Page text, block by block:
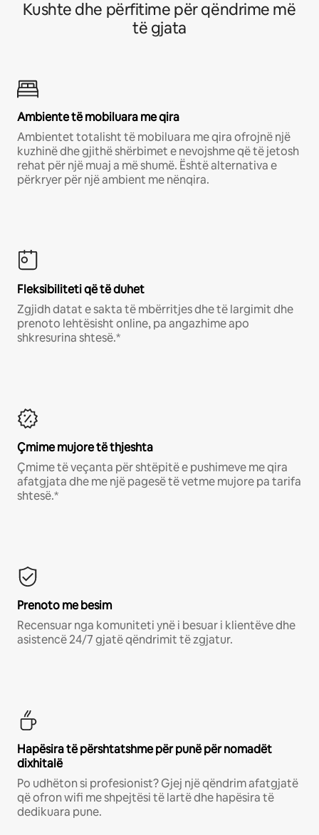
Kushte dhe përfitime për qëndrime më
të gjata
Ambiente të mobiluara me qira
Ambientet totalisht të mobiluara me qira ofrojnë një
kuzhinë dhe gjithë shërbimet e nevojshme që të jetosh
rehat për një muaj a më shumë. Është alternativa e
përkryer për një ambient me nënqira.
Fleksibiliteti që të duhet
Zgjidh datat e sakta të mbërritjes dhe të largimit dhe
prenoto lehtësisht online, pa angazhime apo
shkresurina shtesë.*
Çmime mujore të thjeshta
Çmime të veçanta për shtëpitë e pushimeve me qira
afatgjata dhe me një pagesë të vetme mujore pa tarifa
shtesë.*
Prenoto me besim
Recensuar nga komuniteti ynë i besuar i klientëve dhe
asistencë 24/7 gjatë qëndrimit të zgjatur.
Hapësira të përshtatshme për punë për nomadët
dixhitalë
Po udhëton si profesionist? Gjej një qëndrim afatgjatë
që ofron wifi me shpejtësi të lartë dhe hapësira të
dedikuara pune.